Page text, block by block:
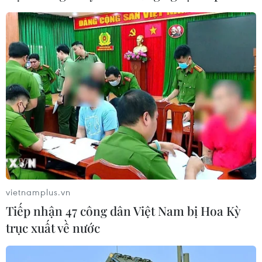
06/08/2026 01:54
Nhiều chuyến bay tại Đức chuyển
hướng do vật thể bay gần đường
băng
05/08/2026 10:54
Thành phố Hồ Chí Minh: Hàng chục
cột điện án ngữ giữa đường Chu Văn
An
05/08/2026 09:21
Dự án đường bộ cao tốc Gia Nghĩa-
Chơn Thành "đội vốn" hơn 350 tỷ
vietnamplus.vn
Tiếp nhận 47 công dân Việt Nam bị Hoa Kỳ
trục xuất về nước